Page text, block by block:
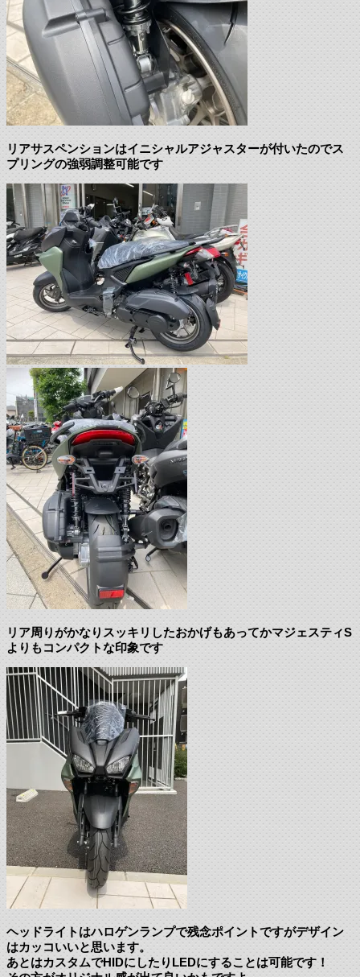
リアサスペンションはイニシャルアジャスターが付いたのでス
プリングの強弱調整可能です
リア周りがかなりスッキリしたおかげもあってかマジェスティS
よりもコンパクトな印象です
ヘッドライトはハロゲンランプで残念ポイントですがデザイン
はカッコいいと思います。
あとはカスタムでHIDにしたりLEDにすることは可能です！